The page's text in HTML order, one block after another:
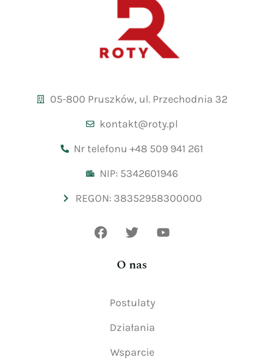
05-800 Pruszków, ul. Przechodnia 32
kontakt@roty.pl
Nr telefonu +48 509 941 261
NIP: 5342601946
REGON: 38352958300000
O nas
Postulaty
Działania
Wsparcie